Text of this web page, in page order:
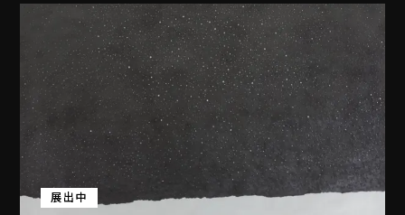
展出中